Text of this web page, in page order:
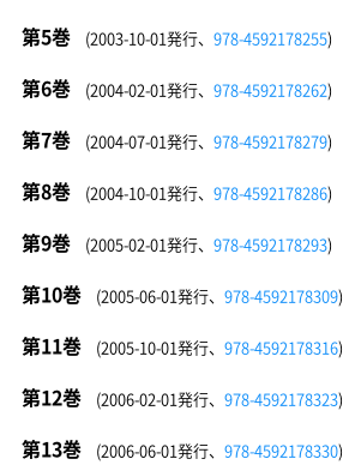
第5巻 (2003-10-01発行、 978-4592178255)
第6巻 (2004-02-01発行、 978-4592178262)
第7巻 (2004-07-01発行、 978-4592178279)
第8巻 (2004-10-01発行、 978-4592178286)
第9巻 (2005-02-01発行、 978-4592178293)
第10巻 (2005-06-01発行、 978-4592178309)
第11巻 (2005-10-01発行、 978-4592178316)
第12巻 (2006-02-01発行、 978-4592178323)
第13巻 (2006-06-01発行、 978-4592178330)